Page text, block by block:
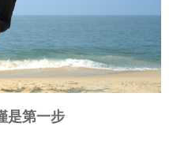
是第一步